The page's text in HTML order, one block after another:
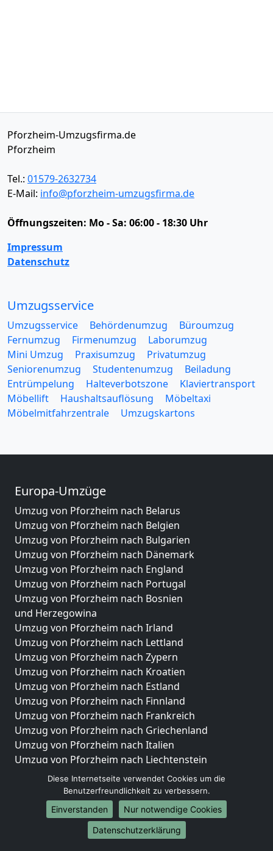
Pforzheim-Umzugsfirma.de
Pforzheim
Tel.: 01579-2632734
E-Mail: info@pforzheim-umzugsfirma.de
Öffnungszeiten: Mo - Sa: 06:00 - 18:30 Uhr
Impressum
Datenschutz
Umzugsservice
Umzugsservice Behördenumzug
Büroumzug
Fernumzug
Firmenumzug
Laborumzug
Mini Umzug
Praxisumzug
Privatumzug
Seniorenumzug
Studentenumzug
Beiladung
Entrümpelung
Halteverbotszone
Klaviertransport
Möbellift
Haushaltsauflösung
Möbeltaxi
Möbelmitfahrzentrale
Umzugskartons
Europa-Umzüge
Umzug von Pforzheim nach Belarus
Umzug von Pforzheim nach Belgien
Umzug von Pforzheim nach Bulgarien
Umzug von Pforzheim nach Dänemark
Umzug von Pforzheim nach England
Umzug von Pforzheim nach Portugal
Umzug von Pforzheim nach Bosnien
und Herzegowina
Umzug von Pforzheim nach Irland
Umzug von Pforzheim nach Lettland
Umzug von Pforzheim nach Zypern
Umzug von Pforzheim nach Kroatien
Umzug von Pforzheim nach Estland
Umzug von Pforzheim nach Finnland
Umzug von Pforzheim nach Frankreich
Umzug von Pforzheim nach Griechenland
Umzug von Pforzheim nach Italien
Umzug von Pforzheim nach Liechtenstein
Umzug von Pforzheim nach Luxemburg
Umzug von Pforzheim nach Niederlande
Umzug von Pforzheim nach Norwegen
Umzüge-Deutschlandweit
Diese Internetseite verwendet Cookies um die
Benutzerfreundlichkeit zu verbessern.
Einverstanden
Nur notwendige Cookies
Datenschutzerklärung